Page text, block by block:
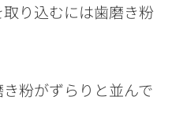
り込むには歯磨き粉
粉がずらりと並んで